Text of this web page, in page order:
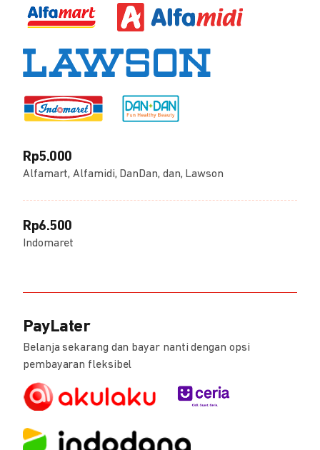
Rp5.000
Alfamart, Alfamidi, DanDan, dan, Lawson
Rp6.500
Indomaret
PayLater
Belanja sekarang dan bayar nanti dengan opsi
pembayaran fleksibel